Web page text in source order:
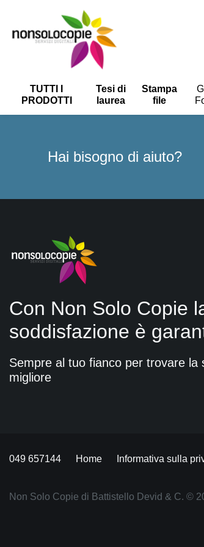
TUTTI I
PRODOTTI
Tesi di
laurea
Stampa
file
Hai bisogno di aiuto?
Con Non Solo Copie
soddisfazione è
Sempre al tuo fianco per trovare la
migliore
049 657144 Home Informativa sulla
Non Solo Copie di Battistello Devid & C. ©